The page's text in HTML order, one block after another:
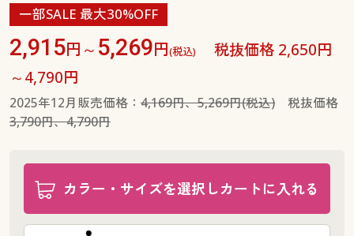
一部SALE 最大30%OFF
2,915円～ 5,269円(税込)
税抜価格 2,650円
～4,790円
2025年12月販売価格： 4,169円、5,269円(税込)税抜価格
3,790円、4,790円
カラー・サイズを選択しカートに入れる